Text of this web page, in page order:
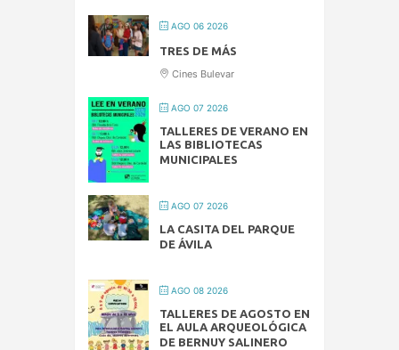
AGO 06 2026
TRES DE MÁS
Cines Bulevar
AGO 07 2026
TALLERES DE VERANO EN
LAS BIBLIOTECAS
MUNICIPALES
AGO 07 2026
LA CASITA DEL PARQUE
DE ÁVILA
AGO 08 2026
TALLERES DE AGOSTO EN
EL AULA ARQUEOLÓGICA
DE BERNUY SALINERO